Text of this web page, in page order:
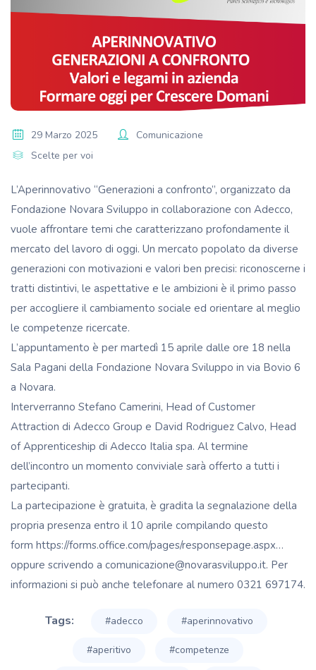
29 Marzo 2025
Comunicazione
Scelte per voi
L’Aperinnovativo “Generazioni a confronto”, organizzato da
Fondazione Novara Sviluppo in collaborazione con Adecco,
vuole affrontare temi che caratterizzano profondamente il
mercato del lavoro di oggi. Un mercato popolato da diverse
generazioni con motivazioni e valori ben precisi: riconoscerne i
tratti distintivi, le aspettative e le ambizioni è il primo passo
per accogliere il cambiamento sociale ed orientare al meglio
le competenze ricercate.
L’appuntamento è per martedì 15 aprile dalle ore 18 nella
Sala Pagani della Fondazione Novara Sviluppo in via Bovio 6
a Novara.
Interverranno Stefano Camerini, Head of Customer
Attraction di Adecco Group e David Rodriguez Calvo, Head
of Apprenticeship di Adecco Italia spa. Al termine
dell’incontro un momento conviviale sarà offerto a tutti i
partecipanti.
La partecipazione è gratuita, è gradita la segnalazione della
propria presenza entro il 10 aprile compilando questo
form https://forms.office.com/pages/responsepage.aspx…
oppure scrivendo a comunicazione@novarasviluppo.it. Per
informazioni si può anche telefonare al numero 0321 697174.
Tags: #adecco #aperinnovativo
#aperitivo #competenze